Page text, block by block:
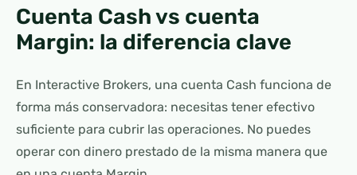
Cuenta Cash vs cuenta
Margin: la diferencia clave
En Interactive Brokers, una cuenta Cash funciona de
forma más conservadora: necesitas tener efectivo
suficiente para cubrir las operaciones. No puedes
operar con dinero prestado de la misma manera que